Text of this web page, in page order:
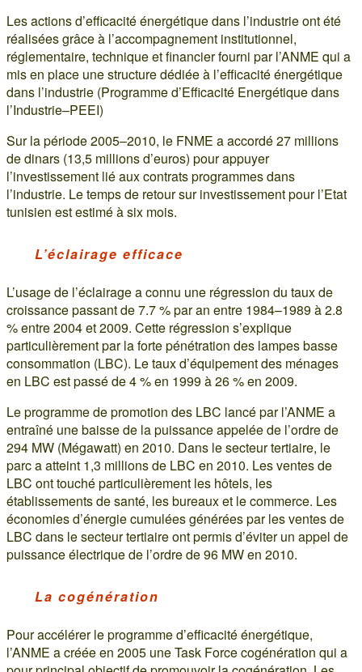
Les actions d’efficacité énergétique dans l’industrie ont été
réalisées grâce à l’accompagnement institutionnel,
réglementaire, technique et financier fourni par l’ANME qui a
mis en place une structure dédiée à l’efficacité énergétique
dans l’industrie (Programme d’Efficacité Energétique dans
l’Industrie–PEEI)
Sur la période 2005–2010, le FNME a accordé 27 millions
de dinars (13,5 millions d’euros) pour appuyer
l’investissement lié aux contrats programmes dans
l’industrie. Le temps de retour sur investissement pour l’Etat
tunisien est estimé à six mois.
L’éclairage efficace
L’usage de l’éclairage a connu une régression du taux de
croissance passant de 7.7 % par an entre 1984–1989 à 2.8
% entre 2004 et 2009. Cette régression s’explique
particulièrement par la forte pénétration des lampes basse
consommation (LBC). Le taux d’équipement des ménages
en LBC est passé de 4 % en 1999 à 26 % en 2009.
Le programme de promotion des LBC lancé par l’ANME a
entraîné une baisse de la puissance appelée de l’ordre de
294 MW (Mégawatt) en 2010. Dans le secteur tertiaire, le
parc a atteint 1,3 millions de LBC en 2010. Les ventes de
LBC ont touché particulièrement les hôtels, les
établissements de santé, les bureaux et le commerce. Les
économies d’énergie cumulées générées par les ventes de
LBC dans le secteur tertiaire ont permis d’éviter un appel de
puissance électrique de l’ordre de 96 MW en 2010.
La cogénération
Pour accélérer le programme d’efficacité énergétique,
l’ANME a créée en 2005 une Task Force cogénération qui a